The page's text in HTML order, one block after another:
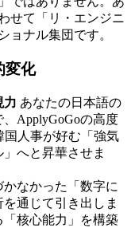
せて「リ・エンジニ
ョナル集団です。
変化
力 あなたの日本語の
ApplyGoGoの高度
人事が好む「強気
へと昇華させま
なかった「数字に
通じて引き出しま
核心能力」を構築